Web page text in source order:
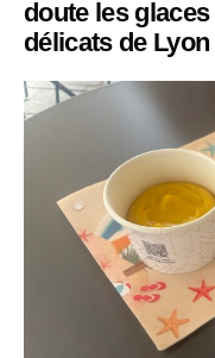
doute les
délicats de Lyon